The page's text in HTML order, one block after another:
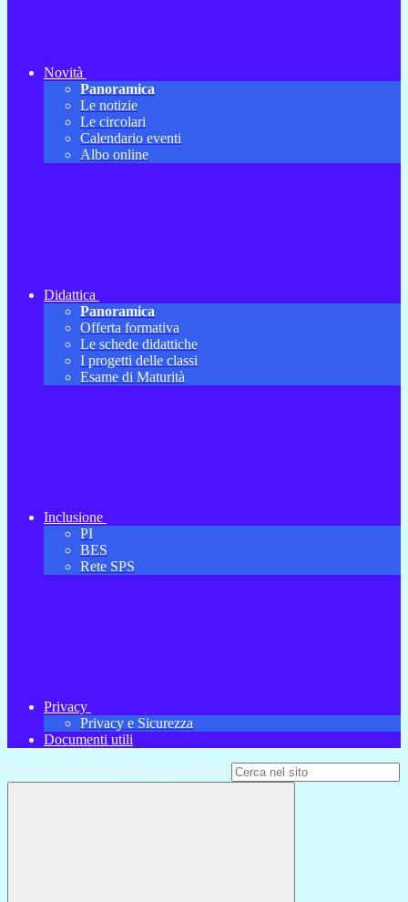
Novità
Panoramica
Le notizie
Le circolari
Calendario eventi
Albo online
Didattica
Panoramica
Offerta formativa
Le schede didattiche
I progetti delle classi
Esame di Maturità
Inclusione
PI
BES
Rete SPS
Privacy
Privacy e Sicurezza
Documenti utili
Campo di ricerca per le pagine del sito